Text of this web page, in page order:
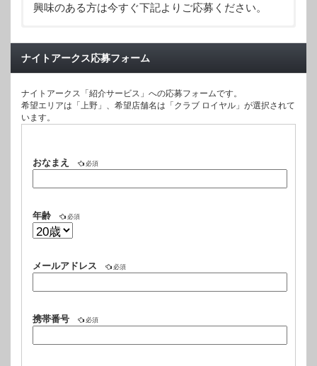
興味のある方は今すぐ下記よりご応募ください。
◆ 上野club Lenu（レーヌ）
◆秋葉原aimable（エマーブル）
◆上野High School Marya（ハイスクール マーヤ）
◆上野ChouChou（シュシュ）
◆新橋ChouChou（シュシュ）
◆秋葉原Olive（オリーブ）
◆新橋Olive（オリーブ）
◆上野 小鳥遊・Takanashi（たかなし）
◆上野Cullinyan（カリニャン）
ナイトアークス応募フォーム
ナイトアークス「紹介サービス」への応募フォームです。
希望エリアは「上野」、希望店舗名は「クラブ ロイヤル」が選択されて
います。
おなまえ 必須
年齢 必須
メールアドレス 必須
携帯番号 必須